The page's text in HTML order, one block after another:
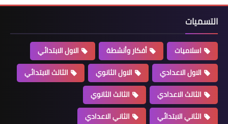
التسميات
اسلاميات أفكار وأنشطة
الاول الابتدائي
الاول الاعدادي
الاول الثانوي
الثالث الابتدائي
الثالث الاعدادي
الثالث الثانوي
الثاني الابتدائي
الثاني الاعدادي